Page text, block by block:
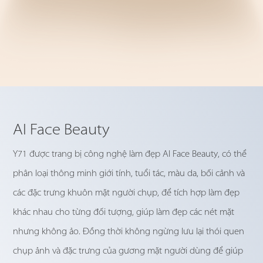
AI Face Beauty
Y71 được trang bị công nghệ làm đẹp AI Face Beauty, có thể
phân loại thông minh giới tính, tuổi tác, màu da, bối cảnh và
các đặc trưng khuôn mặt người chụp, để tích hợp làm đẹp
khác nhau cho từng đối tượng, giúp làm đẹp các nét mặt
nhưng không ảo. Đồng thời không ngừng lưu lại thói quen
chụp ảnh và đặc trưng của gương mặt người dùng để giúp